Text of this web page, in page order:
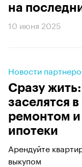
на
10 июня 2025
Новости
Сразу
заселятся
ремонтом
ипотеки
Арендуйте
выкупом